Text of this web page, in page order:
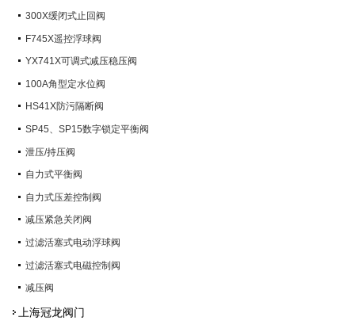
300X缓闭式止回阀
F745X遥控浮球阀
YX741X可调式减压稳压阀
100A角型定水位阀
HS41X防污隔断阀
SP45、SP15数字锁定平衡阀
泄压/持压阀
自力式平衡阀
自力式压差控制阀
减压紧急关闭阀
过滤活塞式电动浮球阀
过滤活塞式电磁控制阀
减压阀
上海冠龙阀门